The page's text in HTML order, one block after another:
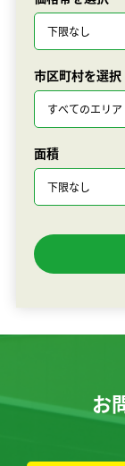
市区町村を選択
面積
お